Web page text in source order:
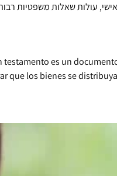
es un
que los bienes se